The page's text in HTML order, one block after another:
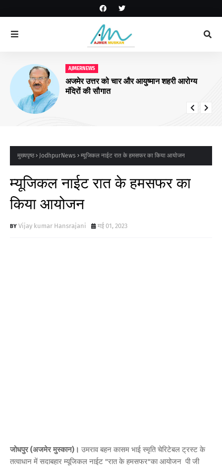
AJMERNEWS
अजमेर उत्तर को चार और आयुष्मान शहरी आरोग्य
मंदिरों की सौगात
मुख्यपृष्ठ JodhpurNews म्यूजिकल नाईट रात के हमसफर का किया आयोजन
म्यूजिकल नाईट रात के हमसफर का
किया आयोजन
Vijay kumar Hansrajani मई 01, 2023
जोधपुर (अजमेर मुस्कान)। उमराव बहन कासम भाई स्मृति चेरिटेबल ट्रस्ट के
तत्वाधान में सदाबहार म्यूजिकल नाईट "रात के हमसफर"का आयोजन पी जी